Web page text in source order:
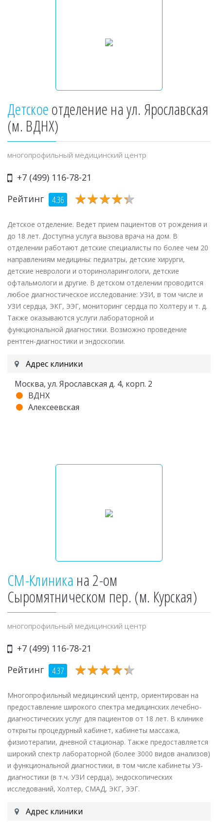
Детскоеотделение на ул. Ярославская
(м. ВДНХ)
многопрофильный медицинский центр
+7 (499) 116-78-21
Рейтинг
4.36 ★★★★★
★★★★★
Детское отделение. Ведет прием пациентов от рождения и
до 18 лет. Доступна услуга вызова врача на дом. В
отделении работают детские специалисты по более чем 20
направлениям медицины: педиатры, детские хирурги,
детские неврологи и оториноларингологи, детские
офтальмологи и другие. В детском отделении проводится
любое диагностическое исследование: УЗИ, в том числе и
УЗИ сердца, ЭКГ, ЭЭГ, мониторинг сердца по Холтеру и т. д.
Также оказываются услуги лабораторной и
функциональной диагностики. Возможно проведение
рентген-диагностики и эндоскопии.
Адрес клиники
Москва, ул. Ярославская д. 4, корп. 2
ВДНХ
Алексеевская
СМ-Клиника на 2-ом
Сыромятническом пер. (м. Курская)
многопрофильный медицинский центр
+7 (499) 116-78-21
Рейтинг
4.37 ★★★★★
★★★★★
Многопрофильный медицинский центр, ориентирован на
предоставление широкого спектра медицинских лечебно-
диагностических услуг для пациентов от 18 лет. В клинике
открыты процедурный кабинет, кабинеты массажа,
физиотерапии, дневной стационар. Также предоставляется
широкий спектр лабораторной (более 3000 видов анализов)
и функциональной диагностики, в том числе кабинеты УЗ-
диагностики (в т.ч. УЗИ сердца), эндоскопических
исследований, Холтер, СМАД, ЭКГ, ЭЭГ.
Адрес клиники